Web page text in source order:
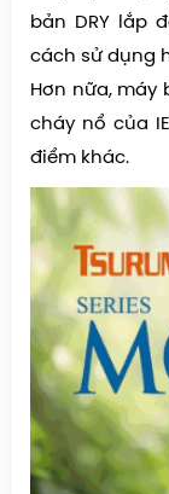
bản DRY lắp
cách sử dụng
Hơn nữa, máy
cháy nổ của
điểm khác.